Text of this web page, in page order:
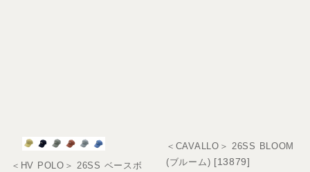
＜HV POLO＞ 26SS ベースボ
＜CAVALLO＞ 26SS BLOOM
(ブルーム) [13879]